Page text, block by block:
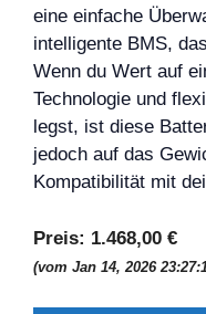
eine einfache
intelligente BMS,
Wenn du Wert auf
Technologie und
legst, ist diese
jedoch auf das
Kompatibilität mit
Preis: 1.468,00 €
(vom Jan 14, 2026